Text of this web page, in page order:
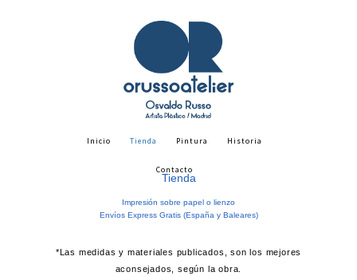
Inicio Tienda Pintura Historia
Contacto
Impresión sobre papel o lienzo
Envíos Express Gratis (España y Baleares)
*Las medidas y materiales publicados, son los mejores
aconsejados, según la obra.
Tienda